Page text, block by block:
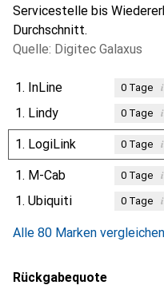
Servicestelle bis
Durchschnitt.
Quelle: Digitec Galaxus
1. InLine 0Tage i
1. Lindy 0Tage i
1. LogiLink 0Tage i
1. M-Cab 0Tage i
1. Ubiquiti 0Tage i
Alle 80 Marken vergleichen
Rückgabequote